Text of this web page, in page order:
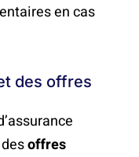
en cas
des offres
offres